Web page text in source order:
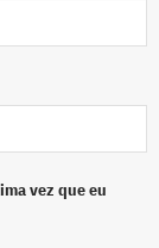
vez que eu